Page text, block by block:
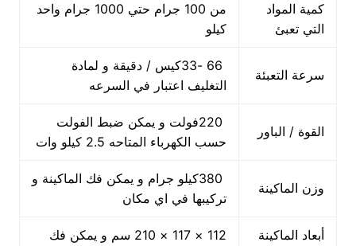
كمية المواد
التي تعبئ
من 100 جرام حتي 1000 جرام واحد
كيلو
سرعة التعبئة
66 -33كيس / دقيقة و لمادة
التغليف اعتبار في السرعه
القوة / الباور
220فولت و يمكن ضبط الفولت
حسب الكهرباء المتاحه 2.5 كيلو وات
وزن الماكينة
380كيلو جرام و يمكن فك الماكينة و
تركيبها في اي مكان
أبعاد الماكينة
112 × 117 × 210 سم و يمكن فك